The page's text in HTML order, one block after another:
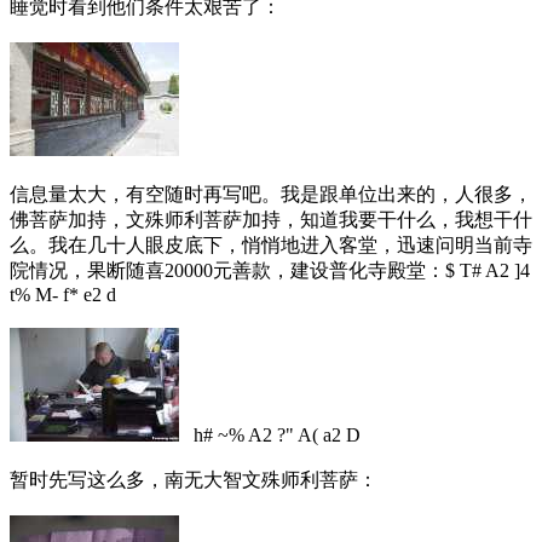
睡觉时看到他们条件太艰苦了：
信息量太大，有空随时再写吧。我是跟单位出来的，人很多，
佛菩萨加持，文殊师利菩萨加持，知道我要干什么，我想干什
么。我在几十人眼皮底下，悄悄地进入客堂，迅速问明当前寺
院情况，果断随喜20000元善款，建设普化寺殿堂： $ T# A2 ]4
t% M- f* e2 d
h# ~% A2 ?" A( a2 D
暂时先写这么多，南无大智文殊师利菩萨：